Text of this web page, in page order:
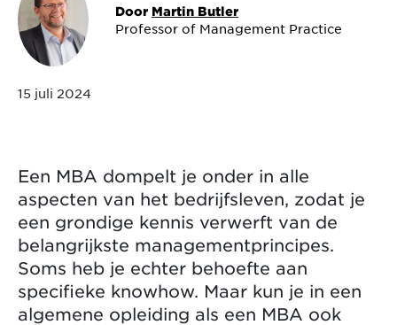
Door Martin Butler
Professor of Management Practice
15 juli 2024
Een MBA dompelt je onder in alle
aspecten van het bedrijfsleven, zodat je
een grondige kennis verwerft van de
belangrijkste managementprincipes.
Soms heb je echter behoefte aan
specifieke knowhow. Maar kun je in een
algemene opleiding als een MBA ook